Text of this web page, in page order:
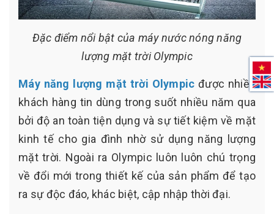
Đặc điểm nổi bật của máy nước nóng năng
lượng mặt trời Olympic
Máy năng lượng mặt trời Olympic được nhiều
khách hàng tin dùng trong suốt nhiều năm qua
bởi độ an toàn tiện dụng và sự tiết kiệm về mặt
kinh tế cho gia đình nhờ sử dụng năng lượng
mặt trời. Ngoài ra Olympic luôn luôn chú trọng
về đổi mới trong thiết kế của sản phẩm để tạo
ra sự độc đáo, khác biệt, cập nhập thời đại.